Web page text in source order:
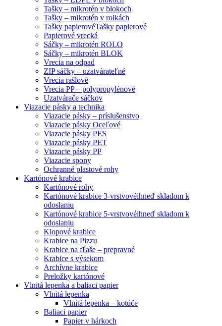
Tašky – mikrotén v blokoch
Tašky – mikrotén v rolkách
Tašky papierovéTašky papierové
Papierové vrecká
Sáčky – mikrotén ROLO
Sáčky – mikrotén BLOK
Vrecia na odpad
ZIP sáčky – uzatvárateľné
Vrecia rašlové
Vrecia PP – polypropylénové
Uzatvárače sáčkov
Viazacie pásky a technika
Viazacie pásky – príslušenstvo
Viazacie pásky Oceľové
Viazacie pásky PES
Viazacie pásky PET
Viazacie pásky PP
Viazacie spony
Ochranné plastové rohy
Kartónové krabice
Kartónové rohy
Kartónové krabice 3-vrstvovéihneď skladom k
odoslaniu
Kartónové krabice 5-vrstvovéihneď skladom k
odoslaniu
Klopové krabice
Krabice na Pizzu
Krabice na fľaše – prepravné
Krabice s výsekom
Archívne krabice
Preložky kartónové
Vlnitá lepenka a baliaci papier
Vlnitá lepenka
Vlnitá lepenka – kotúče
Baliaci papier
Papier v hárkoch